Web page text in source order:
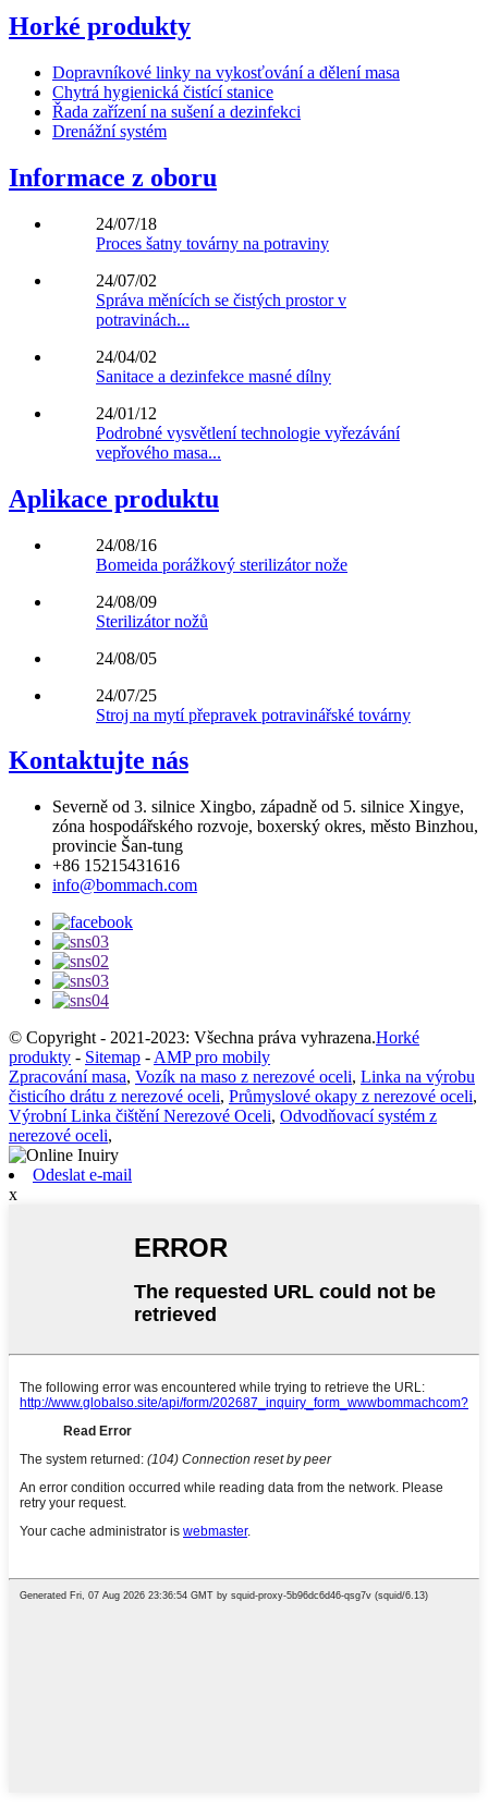
Horké produkty
Dopravníkové linky na vykosťování a dělení masa
Chytrá hygienická čistící stanice
Řada zařízení na sušení a dezinfekci
Drenážní systém
Informace z oboru
24/07/18
Proces šatny továrny na potraviny
24/07/02
Správa měnících se čistých prostor v
potravinách...
24/04/02
Sanitace a dezinfekce masné dílny
24/01/12
Podrobné vysvětlení technologie vyřezávání
vepřového masa...
Aplikace produktu
24/08/16
Bomeida porážkový sterilizátor nože
24/08/09
Sterilizátor nožů
24/08/05
24/07/25
Stroj na mytí přepravek potravinářské továrny
Kontaktujte nás
Severně od 3. silnice Xingbo, západně od 5. silnice Xingye,
zóna hospodářského rozvoje, boxerský okres, město Binzhou,
provincie Šan-tung
+86 15215431616
info@bommach.com
© Copyright - 2021-2023: Všechna práva vyhrazena.Horké
produkty - Sitemap - AMP pro mobily
Zpracování masa, Vozík na maso z nerezové oceli, Linka na výrobu
čisticího drátu z nerezové oceli, Průmyslové okapy z nerezové oceli,
Výrobní Linka čištění Nerezové Oceli, Odvodňovací systém z
nerezové oceli,
Odeslat e-mail
x